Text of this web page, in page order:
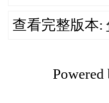
查看完整版本:
Powered